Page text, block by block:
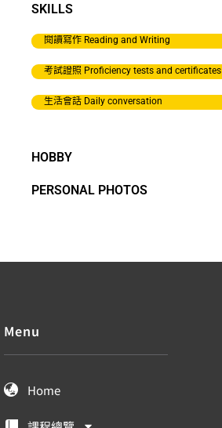
SKILLS
閱讀寫作 Reading and Writing
考試證照 Proficiency tests and certificates
生活會話 Daily conversation
HOBBY
PERSONAL PHOTOS
Menu
Home